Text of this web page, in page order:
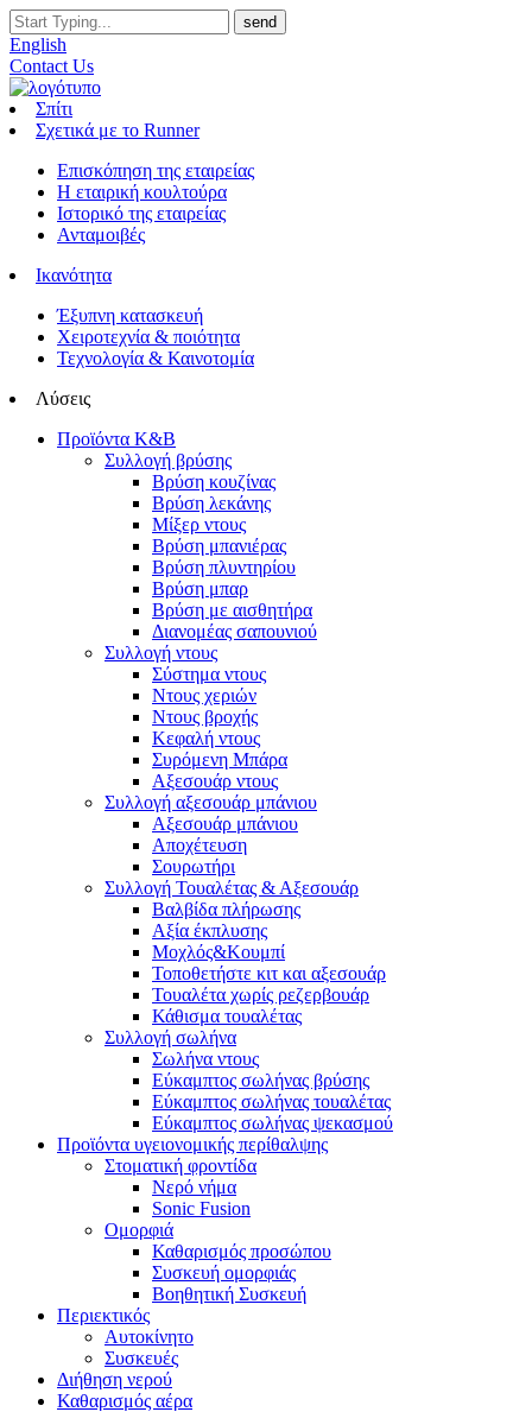
English
Contact Us
Σπίτι
Σχετικά με το Runner
Επισκόπηση της εταιρείας
Η εταιρική κουλτούρα
Ιστορικό της εταιρείας
Ανταμοιβές
Ικανότητα
Έξυπνη κατασκευή
Χειροτεχνία & ποιότητα
Τεχνολογία & Καινοτομία
Λύσεις
Προϊόντα K&B
Συλλογή βρύσης
Βρύση κουζίνας
Βρύση λεκάνης
Μίξερ ντους
Βρύση μπανιέρας
Βρύση πλυντηρίου
Βρύση μπαρ
Βρύση με αισθητήρα
Διανομέας σαπουνιού
Συλλογή ντους
Σύστημα ντους
Ντους χεριών
Ντους βροχής
Κεφαλή ντους
Συρόμενη Μπάρα
Αξεσουάρ ντους
Συλλογή αξεσουάρ μπάνιου
Αξεσουάρ μπάνιου
Αποχέτευση
Σουρωτήρι
Συλλογή Τουαλέτας & Αξεσουάρ
Βαλβίδα πλήρωσης
Αξία έκπλυσης
Μοχλός&Κουμπί
Τοποθετήστε κιτ και αξεσουάρ
Τουαλέτα χωρίς ρεζερβουάρ
Κάθισμα τουαλέτας
Συλλογή σωλήνα
Σωλήνα ντους
Εύκαμπτος σωλήνας βρύσης
Εύκαμπτος σωλήνας τουαλέτας
Εύκαμπτος σωλήνας ψεκασμού
Προϊόντα υγειονομικής περίθαλψης
Στοματική φροντίδα
Νερό νήμα
Sonic Fusion
Ομορφιά
Καθαρισμός προσώπου
Συσκευή ομορφιάς
Βοηθητική Συσκευή
Περιεκτικός
Αυτοκίνητο
Συσκευές
Διήθηση νερού
Καθαρισμός αέρα